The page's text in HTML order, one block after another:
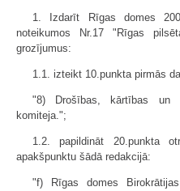
1. Izdarīt Rīgas domes
noteikumos Nr.17 "Rīgas
grozījumus:
1.1. izteikt 10.punkta pirmās
"8) Drošības, kārtības un
komiteja.";
1.2. papildināt 20.punkta
apakšpunktu šādā redakcijā:
"f) Rīgas domes